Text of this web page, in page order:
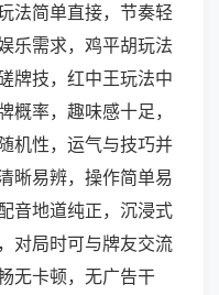
法简单直接，节奏轻
乐需求，鸡平胡玩法
牌技，红中王玩法中
概率，趣味感十足，
机性，运气与技巧并
晰易辨，操作简单易
音地道纯正，沉浸式
对局时可与牌友交流
无卡顿，无广告干